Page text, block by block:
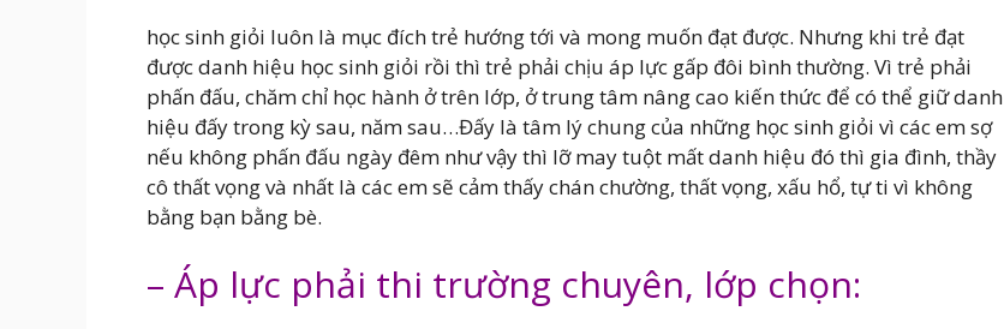
học sinh giỏi luôn là mục đích trẻ hướng tới và mong muốn đạt được. Nhưng khi trẻ đạt
được danh hiệu học sinh giỏi rồi thì trẻ phải chịu áp lực gấp đôi bình thường. Vì trẻ phải
phấn đấu, chăm chỉ học hành ở trên lớp, ở trung tâm nâng cao kiến thức để có thể giữ danh
hiệu đấy trong kỳ sau, năm sau…Đấy là tâm lý chung của những học sinh giỏi vì các em sợ
nếu không phấn đấu ngày đêm như vậy thì lỡ may tuột mất danh hiệu đó thì gia đình, thầy
cô thất vọng và nhất là các em sẽ cảm thấy chán chường, thất vọng, xấu hổ, tự ti vì không
bằng bạn bằng bè.
– Áp lực phải thi trường chuyên, lớp chọn: